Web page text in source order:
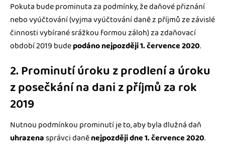
Pokuta bude prominuta za podmínky, že daňové přiznání
nebo vyúčtování (vyjma vyúčtování daně z příjmů ze závislé
činnosti vybírané srážkou formou záloh) za zdaňovací
období 2019 budepodáno nejpozději 1. července 2020.
2. Prominutí úroku z prodlení a úroku
z posečkání na dani z příjmů za rok
2019
Nutnou podmínkou prominutí je to, aby byla dlužná daň
uhrazenasprávci daněnejpozději dne 1. července 2020.